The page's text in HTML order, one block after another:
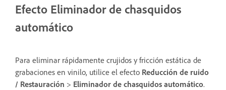
Efecto Eliminador de chasquidos
automático
Para eliminar rápidamente crujidos y fricción estática de
grabaciones en vinilo, utilice el efecto Reducción de ruido
/ Restauración > Eliminador de chasquidos automático.